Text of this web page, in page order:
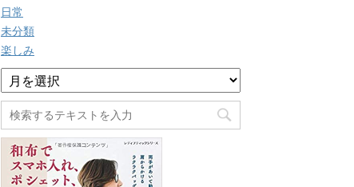
日常
未分類
楽しみ
ア
ー
カ
イ
ブ